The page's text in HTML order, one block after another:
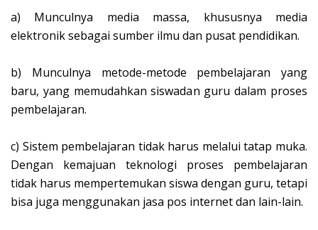
a)
Munculnya media massa, khususnya media
elektronik sebagai sumber ilmu dan pusat pendidikan.
b)
Munculnya metode-metode pembelajaran yang
baru, yang memudahkan siswadan guru dalam proses
pembelajaran.
c) Sistem pembelajaran tidak harus melalui tatap muka.
Dengan kemajuan teknologi proses pembelajaran
tidak harus mempertemukan siswa dengan guru, tetapi
bisa juga menggunakan jasa pos internet dan lain-lain.